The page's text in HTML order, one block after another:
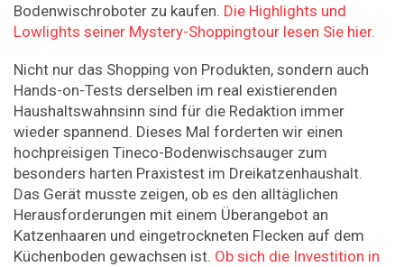
Bodenwischroboter zu kaufen. Die Highlights und
Lowlights seiner Mystery-Shoppingtour lesen Sie hier.
Nicht nur das Shopping von Produkten, sondern auch
Hands-on-Tests derselben im real existierenden
Haushaltswahnsinn sind für die Redaktion ­immer
wieder spannend. Dieses Mal forderten wir einen
hochpreisigen Tineco-Bodenwischsauger zum
besonders harten Praxistest im Dreikatzenhaushalt.
Das Gerät musste zeigen, ob es den alltäglichen
Herausforderungen mit einem Überangebot an
Katzenhaaren und eingetrockneten Flecken auf dem
Küchenboden gewachsen ist. Ob sich die Investition in